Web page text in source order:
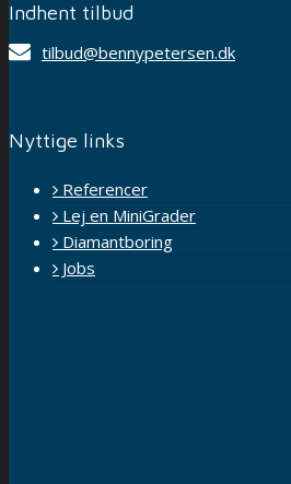
Indhent tilbud
tilbud@bennypetersen.dk
Nyttige links
Referencer
Lej en MiniGrader
Diamantboring
Jobs